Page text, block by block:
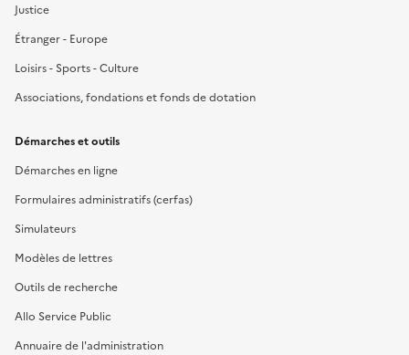
Justice
Étranger - Europe
Loisirs - Sports - Culture
Associations, fondations et fonds de dotation
Démarches et outils
Démarches en ligne
Formulaires administratifs (cerfas)
Simulateurs
Modèles de lettres
Outils de recherche
Allo Service Public
Annuaire de l'administration